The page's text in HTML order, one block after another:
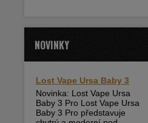
NOVINKY
Lost Vape Ursa Baby 3
Novinka: Lost Vape Ursa
Baby 3 Pro Lost Vape Ursa
Baby 3 Pro představuje